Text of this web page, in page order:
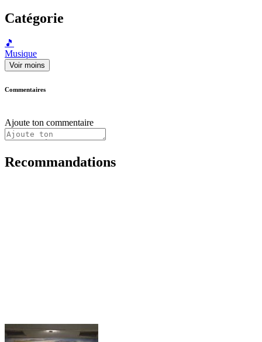
Catégorie
🎵
Musique
Voir moins
Commentaires
Ajoute ton commentaire
Recommandations